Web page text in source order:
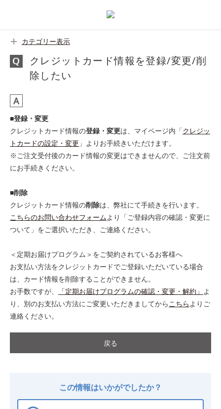
カテゴリー表示
クレジットカード情報を登録/変更/削
除したい
■登録・変更
クレジットカード情報の登録・変更は、マイページ内「クレジッ
トカードの設定・変更 」よりお手続きいただけます。
※ご注文受付後のカード情報の変更はできませんので、ご注文前
にお手続きください。
■削除
クレジットカード情報の削除は、弊社にて手続きを行います。
こちらのお問い合わせフォームより「ご登録内容の確認・変更に
ついて」をご選択いただき、ご連絡ください。
＜定期お届けプログラム＞をご契約されているお客様へ
お支払い方法をクレジットカードでご登録いただいている場合
は、カード情報を削除することができません。
お手数ですが、
「定期お届けプログラムの確認・変更・解約」 よ
り、別のお支払い方法にご変更いただきましてからこちらよりご
連絡ください。
戻る
この情報はいかがでしたか？